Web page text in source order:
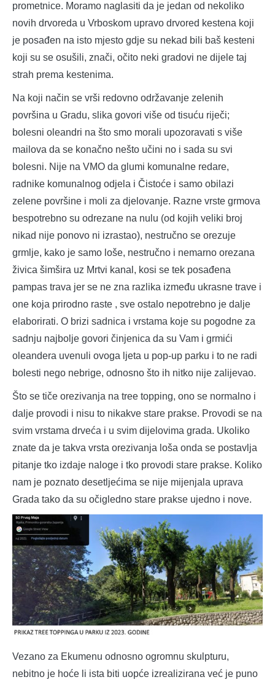
prometnice. Moramo naglasiti da je jedan od nekoliko
novih drvoreda u Vrboskom upravo drvored kestena koji
je posađen na isto mjesto gdje su nekad bili baš kesteni
koji su se osušili, znači, očito neki gradovi ne dijele taj
strah prema kestenima.
Na koji način se vrši redovno održavanje zelenih
površina u Gradu, slika govori više od tisuću riječi;
bolesni oleandri na što smo morali upozoravati s više
mailova da se konačno nešto učini no i sada su svi
bolesni. Nije na VMO da glumi komunalne redare,
radnike komunalnog odjela i Čistoće i samo obilazi
zelene površine i moli za djelovanje. Razne vrste grmova
bespotrebno su odrezane na nulu (od kojih veliki broj
nikad nije ponovo ni izrastao), nestručno se orezuje
grmlje, kako je samo loše, nestručno i nemarno orezana
živica šimšira uz Mrtvi kanal, kosi se tek posađena
pampas trava jer se ne zna razlika između ukrasne trave i
one koja prirodno raste , sve ostalo nepotrebno je dalje
elaborirati. O brizi sadnica i vrstama koje su pogodne za
sadnju najbolje govori činjenica da su Vam i grmići
oleandera uvenuli ovoga ljeta u pop-up parku i to ne radi
bolesti nego nebrige, odnosno što ih nitko nije zalijevao.
Što se tiče orezivanja na tree topping, ono se normalno i
dalje provodi i nisu to nikakve stare prakse. Provodi se na
svim vrstama drveća i u svim dijelovima grada. Ukoliko
znate da je takva vrsta orezivanja loša onda se postavlja
pitanje tko izdaje naloge i tko provodi stare prakse. Koliko
nam je poznato desetljećima se nije mijenjala uprava
Grada tako da su očigledno stare prakse ujedno i nove.
Vezano za Ekumenu odnosno ogromnu skulpturu,
nebitno je hoće li ista biti uopće izrealizirana već je puno